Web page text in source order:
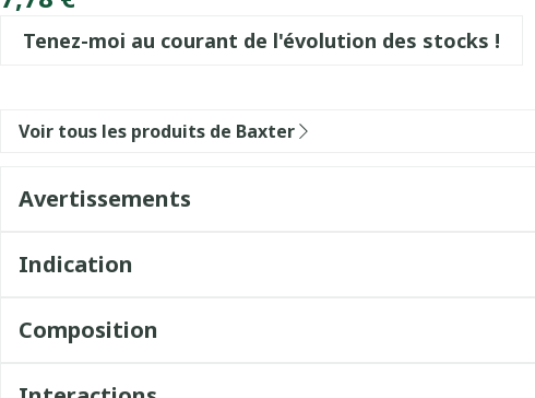
Tenez-moi au courant de l'évolution des stocks !
Voir tous les produits de Baxter
Avertissements
Indication
Composition